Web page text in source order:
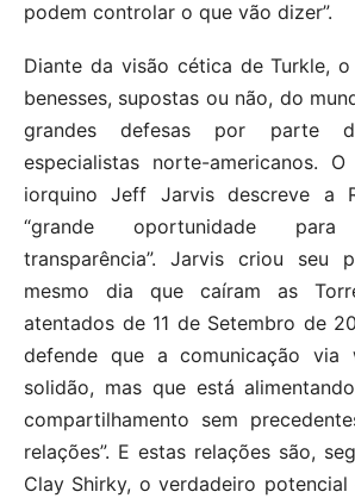
podem controlar o que vão dizer”.
Diante da visão cética de Turkle,
benesses, supostas ou não, do
grandes defesas por parte
especialistas norte-americanos.
iorquino Jeff Jarvis descreve a
“grande oportunidade
transparência”. Jarvis criou seu
mesmo dia que caíram as
atentados de 11 de Setembro de
defende que a comunicação
solidão, mas que está
compartilhamento sem
relações”. E estas relações são,
Clay Shirky, o verdadeiro potencial